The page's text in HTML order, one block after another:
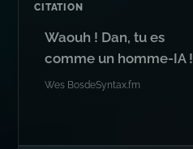
CITATION
Waouh ! Dan, tu es
comme un homme-IA !
Wes BosdeSyntax.fm